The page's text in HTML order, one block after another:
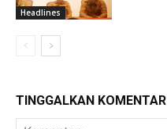
Headlines
TINGGALKAN KOMENTAR